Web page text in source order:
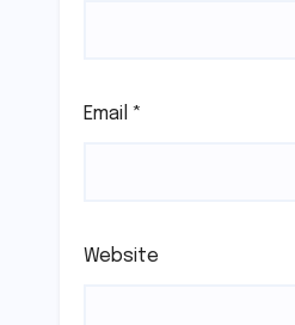
Email *
Website